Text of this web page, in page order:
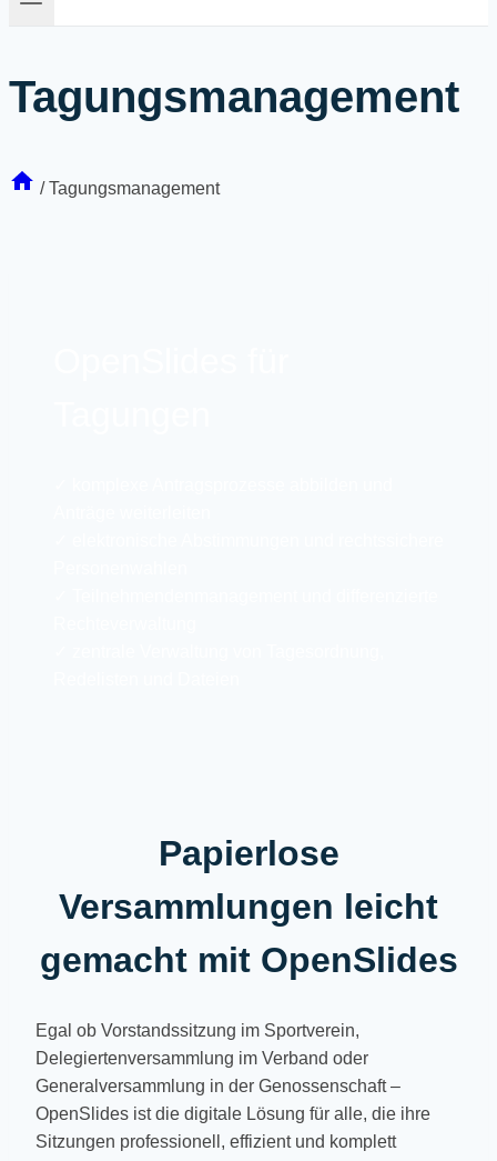
Tagungsmanagement
/ Tagungsmanagement
Papierlose
Versammlungen leicht
gemacht mit OpenSlides
Egal ob Vorstandssitzung im Sportverein,
Delegiertenversammlung im Verband oder
Generalversammlung in der Genossenschaft –
OpenSlides ist die digitale Lösung für alle, die ihre
Sitzungen professionell, effizient und komplett